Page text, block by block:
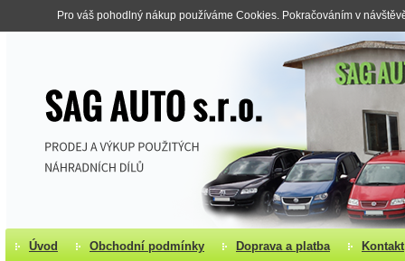
Pro váš pohodlný nákup používáme Cookies. Pokračováním v
Úvod Obchodní podmínky Doprava a platba Kontakt